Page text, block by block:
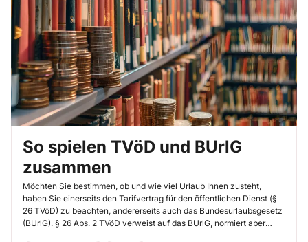
So spielen TVöD und BUrlG
zusammen
Möchten Sie bestimmen, ob und wie viel Urlaub Ihnen zusteht,
haben Sie einerseits den Tarifvertrag für den öffentlichen Dienst (§
26 TVöD) zu beachten, andererseits auch das Bundesurlaubsgesetz
(BUrlG). § 26 Abs. 2 TVöD verweist auf das BUrlG, normiert aber